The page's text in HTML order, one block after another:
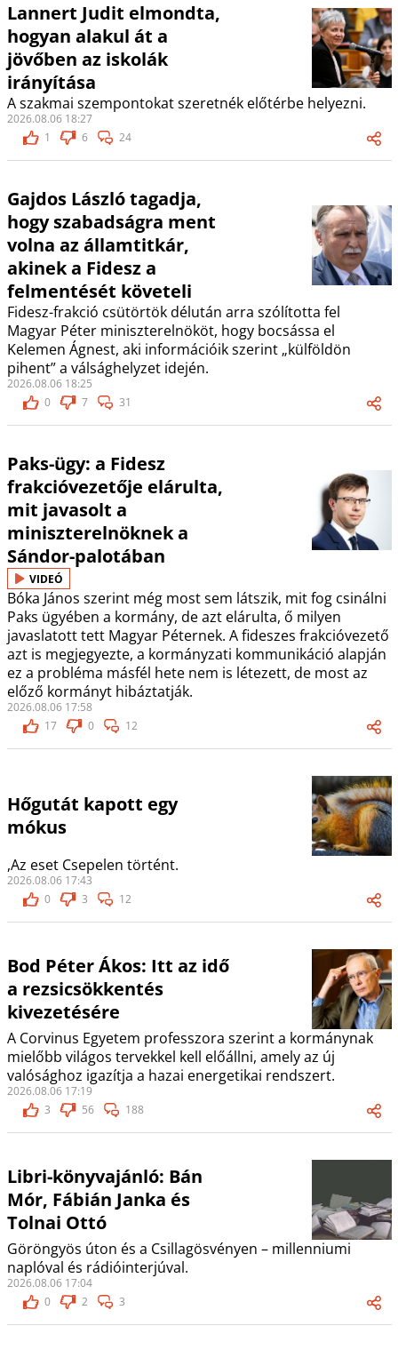
Lannert Judit elmondta,
hogyan alakul át a
jövőben az iskolák
irányítása
A szakmai szempontokat szeretnék előtérbe helyezni.
2026.08.06 18:27
1
6 24
Gajdos László tagadja,
hogy szabadságra ment
volna az államtitkár,
akinek a Fidesz a
felmentését követeli
Fidesz-frakció csütörtök délután arra szólította fel
Magyar Péter miniszterelnököt, hogy bocsássa el
Kelemen Ágnest, aki információik szerint „külföldön
pihent” a válsághelyzet idején.
2026.08.06 18:25
0
7 31
Paks-ügy: a Fidesz
frakcióvezetője elárulta,
mit javasolt a
miniszterelnöknek a
Sándor-palotában
VIDEÓ
Bóka János szerint még most sem látszik, mit fog csinálni
Paks ügyében a kormány, de azt elárulta, ő milyen
javaslatott tett Magyar Péternek. A fideszes frakcióvezető
azt is megjegyezte, a kormányzati kommunikáció alapján
ez a probléma másfél hete nem is létezett, de most az
előző kormányt hibáztatják.
2026.08.06 17:58
17
0 12
Hőgutát kapott egy
mókus
,Az eset Csepelen történt.
2026.08.06 17:43
0
3 12
Bod Péter Ákos: Itt az idő
a rezsicsökkentés
kivezetésére
A Corvinus Egyetem professzora szerint a kormánynak
mielőbb világos tervekkel kell előállni, amely az új
valósághoz igazítja a hazai energetikai rendszert.
2026.08.06 17:19
3
56 188
Libri-könyvajánló: Bán
Mór, Fábián Janka és
Tolnai Ottó
Göröngyös úton és a Csillagösvényen – millenniumi
naplóval és rádióinterjúval.
2026.08.06 17:04
0
2 3